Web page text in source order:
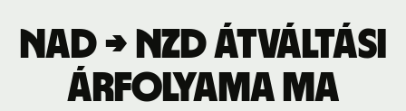
NAD → NZD átváltási
árfolyama ma